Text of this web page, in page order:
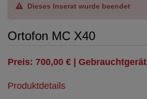
Dieses Inserat wurde beendet
Ortofon MC X40
Preis: 700,00 € | Gebrauchtgerät
Produktdetails